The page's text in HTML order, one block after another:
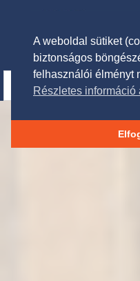
A weboldal sütiket
biztonságos
felhasználói élményt
Részletes információ